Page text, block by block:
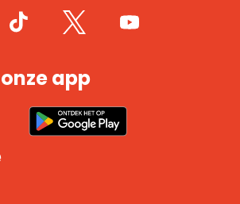
app